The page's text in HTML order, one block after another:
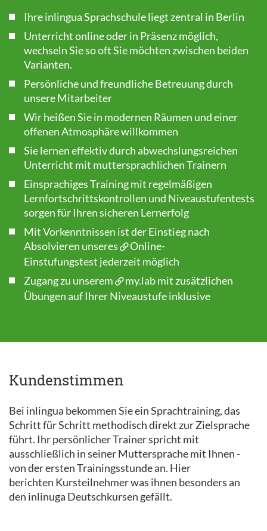
Ihre inlingua Sprachschule liegt zentral in Berlin
Unterricht online oder in Präsenz möglich,
wechseln Sie so oft Sie möchten zwischen beiden
Varianten.
Persönliche und freundliche Betreuung durch
unsere Mitarbeiter
Wir heißen Sie in modernen Räumen und einer
offenen Atmosphäre willkommen
Sie lernen effektiv durch abwechslungsreichen
Unterricht mit muttersprachlichen Trainern
Einsprachiges Training mit regelmäßigen
Lernfortschrittskontrollen und Niveaustufentests
sorgen für Ihren sicheren Lernerfolg
Mit Vorkenntnissen ist der Einstieg nach
Absolvieren unseres
Online-
Einstufungstest jederzeit möglich
Zugang zu unserem
my.labmit zusätzlichen
Übungen auf Ihrer Niveaustufe inklusive
Kundenstimmen
Bei inlingua bekommen Sie ein Sprachtraining, das
Schritt für Schritt methodisch direkt zur Zielsprache
führt. Ihr persönlicher Trainer spricht mit
ausschließlich in seiner Muttersprache mit Ihnen -
von der ersten Trainingsstunde an. Hier
berichten Kursteilnehmer was ihnen besonders an
den inlinuga Deutschkursen gefällt.